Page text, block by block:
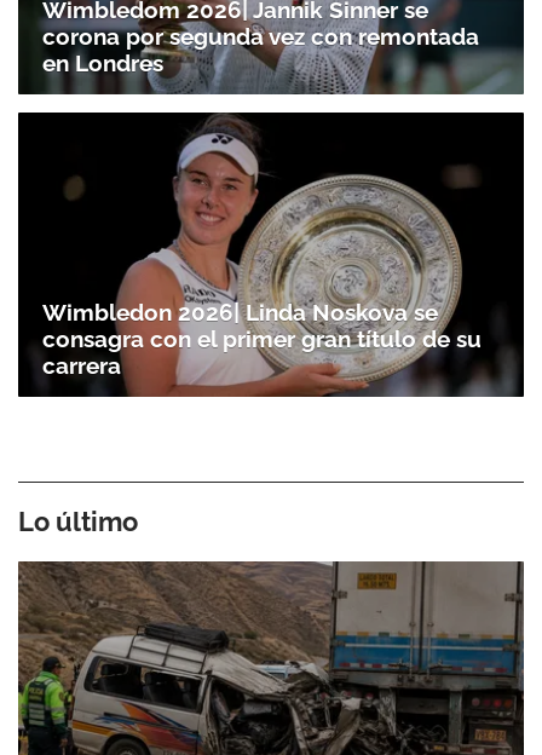
Wimbledom 2026| Jannik Sinner se
corona por segunda vez con remontada
en Londres
Wimbledon 2026| Linda Noskova se
consagra con el primer gran título de su
carrera
Lo último